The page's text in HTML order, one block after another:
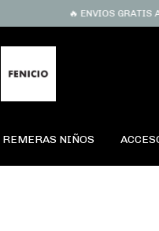
🔥 ENVIOS GRATIS A
REMERAS NIÑOS